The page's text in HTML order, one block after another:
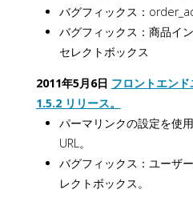
バグフィックス：
バグフィックス：商品イ
セレクトボックス
2011年5月6日 フロントエン
1.5.2 リリース。
パーマリンクの設定を使
URL。
バグフィックス：ユーザ
レクトボックス。